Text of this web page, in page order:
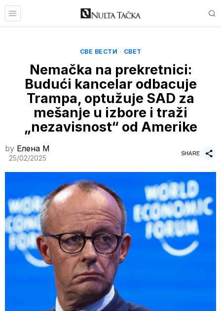
СВЕ ВЕСТИ · СВЕТ
Nemačka na prekretnici:
Budući kancelar odbacuje
Trampa, optužuje SAD za
mešanje u izbore i traži
„nezavisnost“ od Amerike
by Елена M
25/02/2025
SHARE